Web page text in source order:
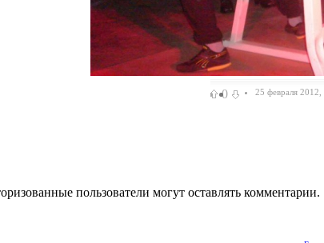
0 25 февраля 2012,
пользователи могут оставлять комментарии.